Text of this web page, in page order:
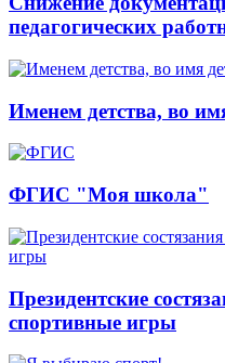
педагогических
Именем детства, во
ФГИС "Моя школа"
Президентские
спортивные игры